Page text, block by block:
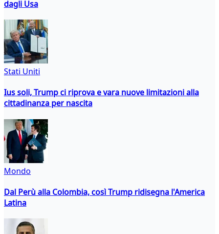
dagli Usa
Stati Uniti
Ius soli, Trump ci riprova e vara nuove limitazioni alla
cittadinanza per nascita
Mondo
Dal Perù alla Colombia, così Trump ridisegna l'America
Latina